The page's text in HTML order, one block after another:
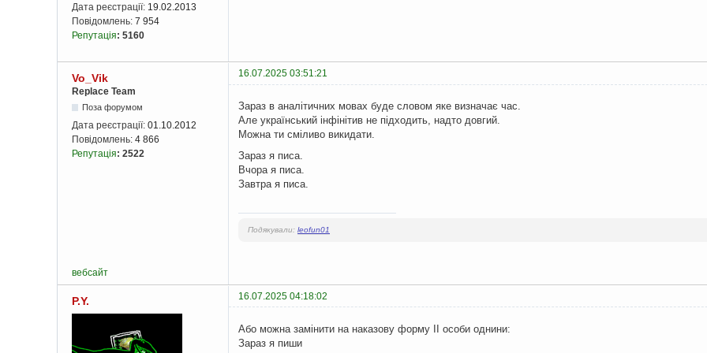
Дата реєстрації: 19.02.2013
Повідомлень: 7 954
Репутація: 5160
Vo_Vik
16.07.2025 03:51:21
Replace Team
Поза форумом
Дата реєстрації: 01.10.2012
Повідомлень: 4 866
Репутація: 2522
Зараз в аналітичних мовах буде словом яке визначає час.
Але український інфінітив не підходить, надто довгий.
Можна ти сміливо викидати.
Зараз я писа.
Вчора я писа.
Завтра я писа.
Подякували: leofun01
вебсайт
P.Y. 16.07.2025 04:18:02
Або можна замінити на наказову форму ІІ особи однини:
Зараз я пиши